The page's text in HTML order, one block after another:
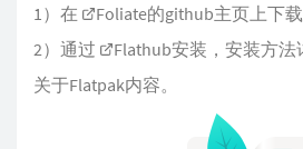
1）在
Foliate的github主页 上下
2）通过
Flathub安装 ，安装方
关于Flatpak内容。